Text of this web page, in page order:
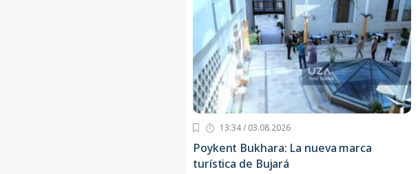
13:34 / 03.08.2026
Poykent Bukhara: La nueva marca
turística de Bujará